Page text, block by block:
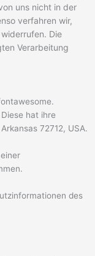
uns nicht in der
verfahren wir,
Die
Verarbeitung
hat ihre
72712, USA.
des